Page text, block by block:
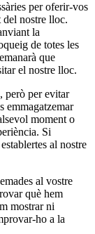
per oferir-vos
nostre lloc.
la
de totes les
que
el nostre lloc.
però per evitar
emmagatzemar
moment o
Si
al nostre
al vostre
què hem
mostrar ni
ho a la